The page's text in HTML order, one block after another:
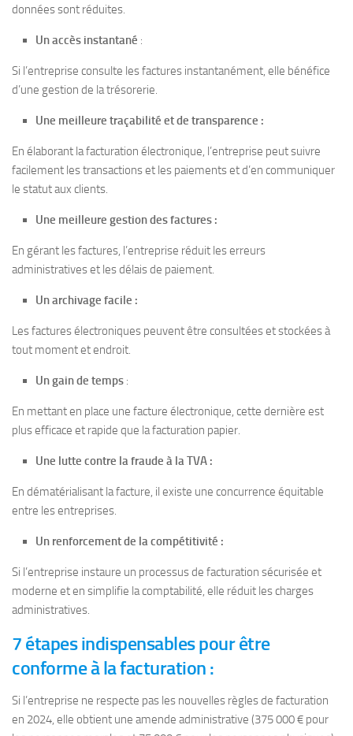
données sont réduites.
Un accès instantané :
Si l’entreprise consulte les factures instantanément, elle bénéfice
d’une gestion de la trésorerie.
Une meilleure traçabilité et de transparence :
En élaborant la facturation électronique, l’entreprise peut suivre
facilement les transactions et les paiements et d’en communiquer
le statut aux clients.
Une meilleure gestion des factures :
En gérant les factures, l’entreprise réduit les erreurs
administratives et les délais de paiement.
Un archivage facile :
Les factures électroniques peuvent être consultées et stockées à
tout moment et endroit.
Un gain de temps :
En mettant en place une facture électronique, cette dernière est
plus efficace et rapide que la facturation papier.
Une lutte contre la fraude à la TVA :
En dématérialisant la facture, il existe une concurrence équitable
entre les entreprises.
Un renforcement de la compétitivité :
Si l’entreprise instaure un processus de facturation sécurisée et
moderne et en simplifie la comptabilité, elle réduit les charges
administratives.
7 étapes indispensables pour être
conforme à la facturation :
Si l’entreprise ne respecte pas les nouvelles règles de facturation
en 2024, elle obtient une amende administrative (375 000 € pour